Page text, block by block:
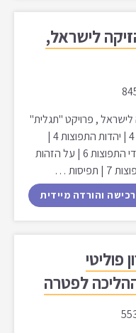
לישראל,
לישראל , פרויקט "תגלית"
| תוכן עניינים | מבוא 2 | סקירת ספרות 4 | יהדות התפוצות 4 |
זהות 5 | תחושת הזהות היהודית של יהודי התפוצות 6 | על הזהות
והורדה מיידית
פוליטי
ההליכה לפטרה